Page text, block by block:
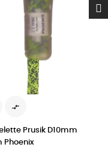

Prusik D10mm
Phoenix